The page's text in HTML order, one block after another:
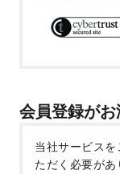
会員登録が
当社サービス
ただく必要があ